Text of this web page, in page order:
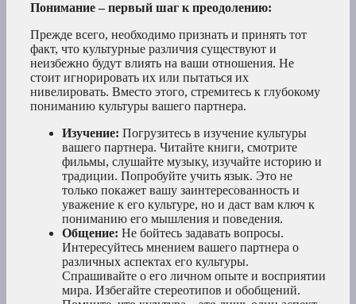
Понимание – первый шаг к преодолению:
Прежде всего, необходимо признать и принять тот
факт, что культурные различия существуют и
неизбежно будут влиять на ваши отношения. Не
стоит игнорировать их или пытаться их
нивелировать. Вместо этого, стремитесь к глубокому
пониманию культуры вашего партнера.
Изучение: Погрузитесь в изучение культуры
вашего партнера. Читайте книги, смотрите
фильмы, слушайте музыку, изучайте историю и
традиции. Попробуйте учить язык. Это не
только покажет вашу заинтересованность и
уважение к его культуре, но и даст вам ключ к
пониманию его мышления и поведения.
Общение: Не бойтесь задавать вопросы.
Интересуйтесь мнением вашего партнера о
различных аспектах его культуры.
Спрашивайте о его личном опыте и восприятии
мира. Избегайте стереотипов и обобщений.